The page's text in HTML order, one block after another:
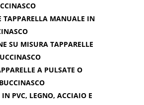
TAPPARELLA MANUALE IN
SU MISURA TAPPARELLE
A PULSATE O
PVC, LEGNO, ACCIAIO E